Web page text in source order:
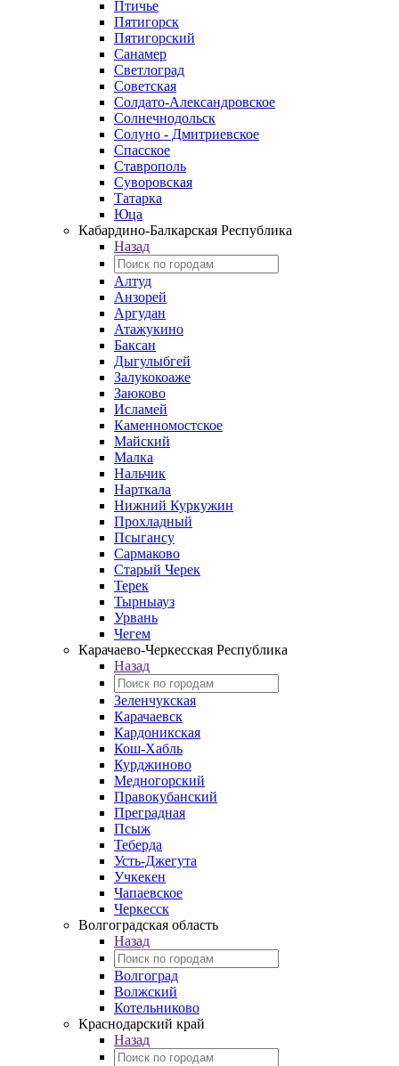
Птичье
Пятигорск
Пятигорский
Санамер
Светлоград
Советская
Солдато-Александровское
Солнечнодольск
Солуно - Дмитриевское
Спасское
Ставрополь
Суворовская
Татарка
Юца
Кабардино‑Балкарская Республика
Назад
Алтуд
Анзорей
Аргудан
Атажукино
Баксан
Дыгулыбгей
Залукокоаже
Заюково
Исламей
Каменномостское
Майский
Малка
Нальчик
Нарткала
Нижний Куркужин
Прохладный
Псыгансу
Сармаково
Старый Черек
Терек
Тырныауз
Урвань
Чегем
Карачаево-Черкесская Республика
Назад
Зеленчукская
Карачаевск
Кардоникская
Кош-Хабль
Курджиново
Медногорский
Правокубанский
Преградная
Псыж
Теберда
Усть-Джегута
Учкекен
Чапаевское
Черкесск
Волгоградская область
Назад
Волгоград
Волжский
Котельниково
Краснодарский край
Назад